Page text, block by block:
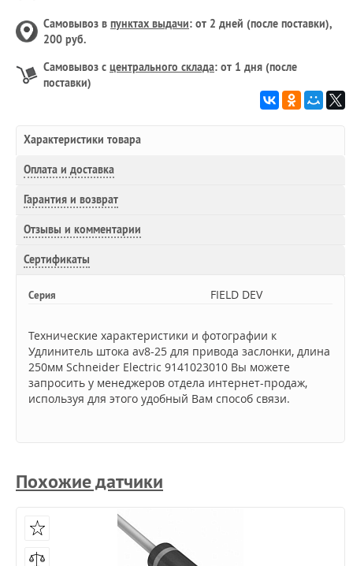
Самовывоз в пунктах выдачи: от 2 дней (после поставки),
200 руб.
Самовывоз с центрального склада: от 1 дня (после
поставки)
Характеристики товара
Оплата и доставка
Гарантия и возврат
Отзывы и комментарии
Сертификаты
Серия FIELD DEV
Технические характеристики и фотографии к
Удлинитель штока av8-25 для привода заслонки, длина
250мм Schneider Electric 9141023010 Вы можете
запросить у менеджеров отдела интернет-продаж,
используя для этого удобный Вам способ связи.
Похожие датчики